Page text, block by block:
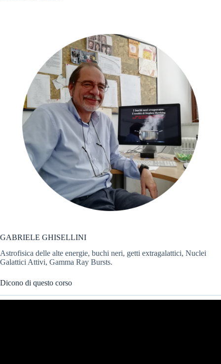
GABRIELE GHISELLINI
Astrofisica delle alte energie, buchi neri, getti extragalattici, Nuclei
Galattici Attivi, Gamma Ray Bursts.
Dicono di questo corso